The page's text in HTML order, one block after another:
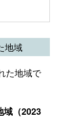
地域
た地域で
域（2023